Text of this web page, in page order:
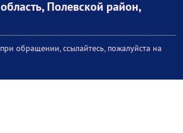
Полевской район,
обращении, ссылайтесь, пожалуйста на